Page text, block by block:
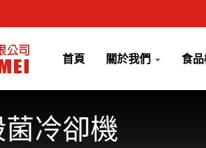
首頁 關於我們 食品
冷卻機